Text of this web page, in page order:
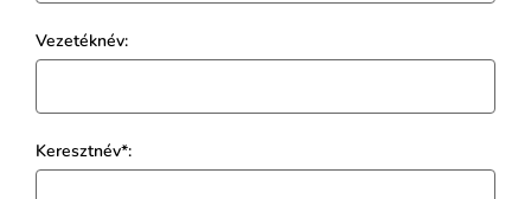
Vezetéknév:
Keresztnév*: